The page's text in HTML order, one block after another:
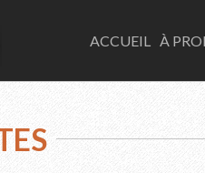
LACOMBEACCUEIL À